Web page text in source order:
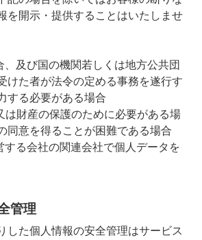
を開示・提供することはいたしませ
、及び国の機関若しくは地方公共団
けた者が法令の定める事務を遂行す
する必要がある場合
は財産の保護のために必要がある場
同意を得ることが困難である場合
する会社の関連会社で個人データを
管理
した個人情報の安全管理はサービス